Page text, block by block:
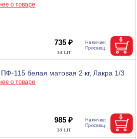
о товаре
735 ₽
115 белая матовая 2 кг, Лакра 1/3
о товаре
985 ₽